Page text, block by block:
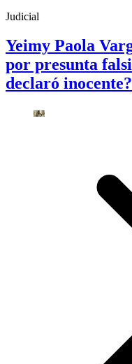
Judicial
Yeimy Paola
por presunta
declaró inocente?